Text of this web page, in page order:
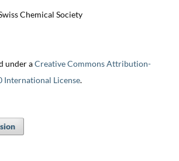
Chemical Society
under aCreative Commons Attribution-
International License.